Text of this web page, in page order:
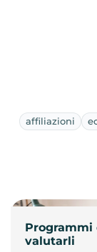
affiliazioni
Programmi
valutarli